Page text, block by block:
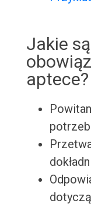
Jakie
aptece?
potrzeb